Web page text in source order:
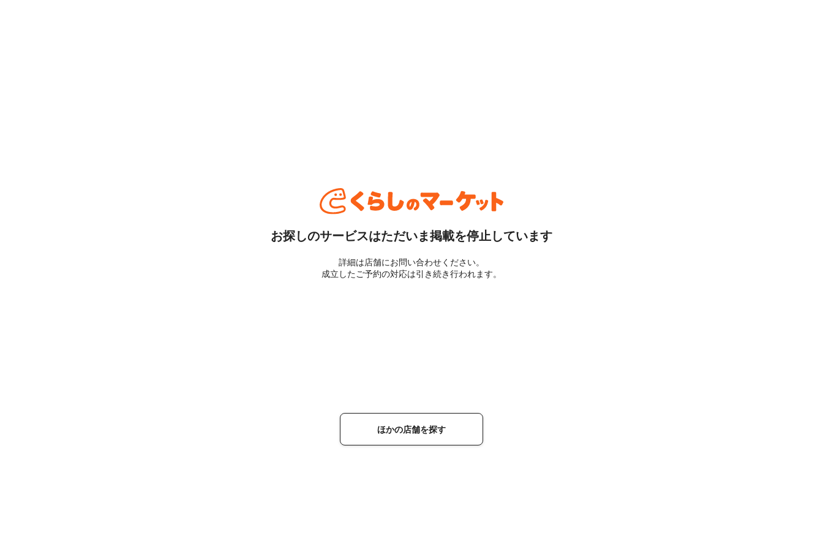
お探しのサービスはただいま掲載を停止しています
詳細は店舗にお問い合わせください。
成立したご予約の対応は引き続き行われます。
ほかの店舗を探す